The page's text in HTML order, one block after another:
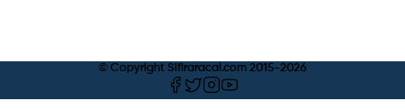
© Copyright Sifiraracal.com 2015-2026